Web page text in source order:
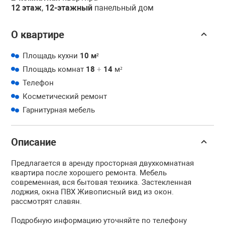
12 этаж, 12-этажный панельный дом
О квартире
Площадь кухни 10 м²
Площадь комнат 18+ 14 м²
Телефон
Косметический ремонт
Гарнитурная мебель
Описание
Предлагается в аренду просторная двухкомнатная
квартира после хорошего ремонта. Мебель
современная, вся бытовая техника. Застекленная
лоджия, окна ПВХ Живописный вид из окон.
рассмотрят славян.
Подробную информацию уточняйте по телефону